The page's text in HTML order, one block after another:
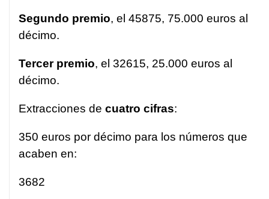
Segundo premio, el 45875, 75.000 euros al
décimo.
Tercer premio, el 32615, 25.000 euros al
décimo.
Extracciones de cuatro cifras:
350 euros por décimo para los números que
acaben en:
3682